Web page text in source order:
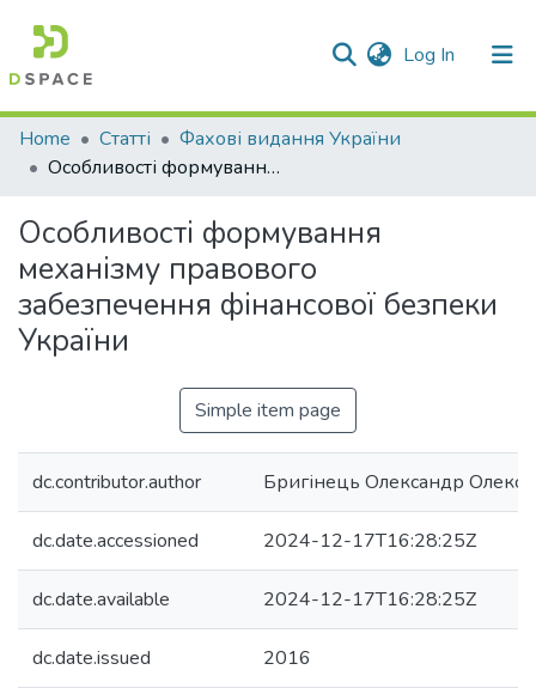
Log In (current)
Communities & Collections
Statistics
Home Статті
Фахові видання України
Особливості формування механізму правового забезпечення фінансової безпеки України
Особливості формування
механізму правового
забезпечення фінансової безпеки
України
Simple item page
dc.contributor.author Бригінець Олександр
dc.date.accessioned 2024-12-17T16:28:25Z
dc.date.available 2024-12-17T16:28:25Z
dc.date.issued 2016